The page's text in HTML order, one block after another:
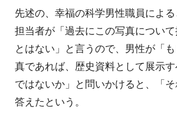
先述の、幸福の科学男性職員によ
担当者が「過去にこの写真につい
とはない」と言うので、男性が「
真であれば、歴史資料として展示
ではないか」と問いかけると、「
答えたという。